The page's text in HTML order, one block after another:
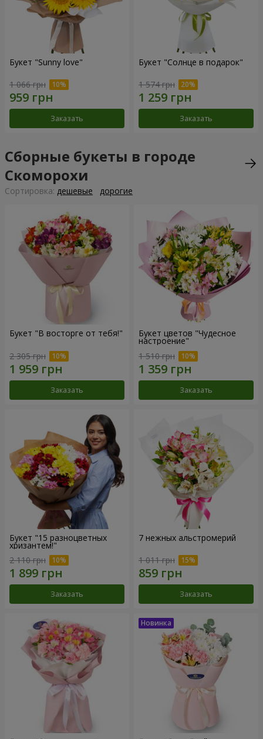
Букет "Sunny love"
1 066 грн
Заказать
Букет "Солнце в подарок"
1 574 грн
Заказать
Сборные букеты в городе
Скоморохи
Cортировка: дешевые дорогие
Букет "В восторге от тебя!"
2 305 грн
Заказать
Букет цветов "Чудесное
настроение"
1 510 грн
Заказать
Букет "15 разноцветных
хризантем!"
2 110 грн
Заказать
7 нежных альстромерий
1 011 грн
Заказать